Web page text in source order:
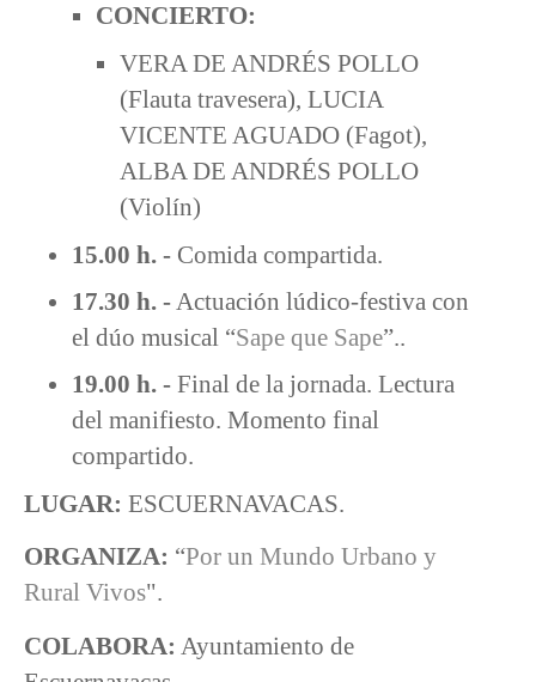
CONCIERTO:
VERA DE ANDRÉS POLLO
(Flauta travesera), LUCIA
VICENTE AGUADO (Fagot),
ALBA DE ANDRÉS POLLO
(Violín)
15.00 h. - Comida compartida.
17.30 h. - Actuación lúdico-festiva con
el dúo musical “Sape que Sape”..
19.00 h. - Final de la jornada. Lectura
del manifiesto. Momento final
compartido.
LUGAR: ESCUERNAVACAS.
ORGANIZA: “Por un Mundo Urbano y
Rural Vivos".
COLABORA: Ayuntamiento de